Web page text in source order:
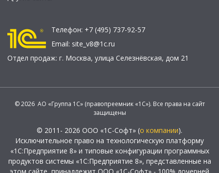
Телефон: +7 (495) 737-92-57
Email: site_v8@1c.ru
Отдел продаж: г. Москва, улица Селезнёвская, дом 21
© 2026 АО «Группа 1С» (правопреемник «1С»). Все права на сайт
защищены
© 2011- 2026 ООО «1С-Софт» (о компании).
Исключительное право на технологическую платформу
«1С:Предприятие 8» и типовые конфигурации программных
продуктов системы «1С:Предприятие 8», представленные на